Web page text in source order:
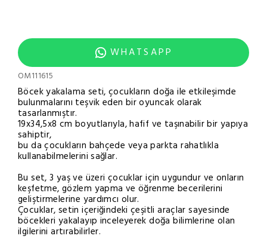
WHATSAPP
OM111615
Böcek yakalama seti, çocukların doğa ile etkileşimde
bulunmalarını teşvik eden bir oyuncak olarak
tasarlanmıştır.
19x34,5x8 cm boyutlarıyla, hafif ve taşınabilir bir yapıya
sahiptir,
bu da çocukların bahçede veya parkta rahatlıkla
kullanabilmelerini sağlar.
Bu set, 3 yaş ve üzeri çocuklar için uygundur ve onların
keşfetme, gözlem yapma ve öğrenme becerilerini
geliştirmelerine yardımcı olur.
Çocuklar, setin içeriğindeki çeşitli araçlar sayesinde
böcekleri yakalayıp inceleyerek doğa bilimlerine olan
ilgilerini artırabilirler.